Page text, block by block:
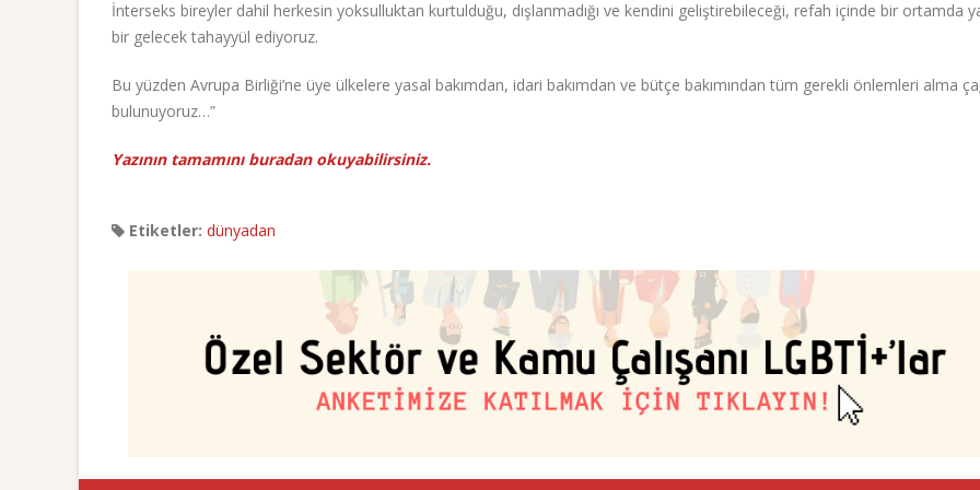
İnterseks bireyler dahil herkesin yoksulluktan kurtulduğu, dışlanmadığı ve kendini geliştirebileceği, refah içinde bir ortamda
bir gelecek tahayyül ediyoruz.
Bu yüzden Avrupa Birliği’ne üye ülkelere yasal bakımdan, idari bakımdan ve bütçe bakımından tüm gerekli önlemleri alma
bulunuyoruz…”
Yazının tamamını buradan okuyabilirsiniz.
Etiketler: dünyadan